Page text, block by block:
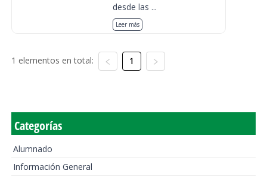
desde las ...
Leer más
1 elementos en total: 1
Categorías
Alumnado
Información General